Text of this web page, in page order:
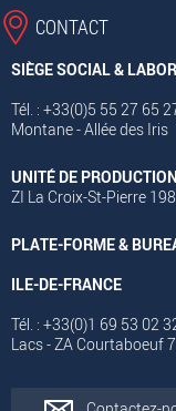
CONTACT
SIÈGE SOCIAL &
Tél. : +33(0)5 55 27 65
Montane - Allée des Iris
UNITÉ DE PRODUCTION
ZI La Croix-St-Pierre
PLATE-FORME &
ILE-DE-FRANCE
Tél. : +33(0)1 69 53 02
Lacs - ZA Courtaboeuf